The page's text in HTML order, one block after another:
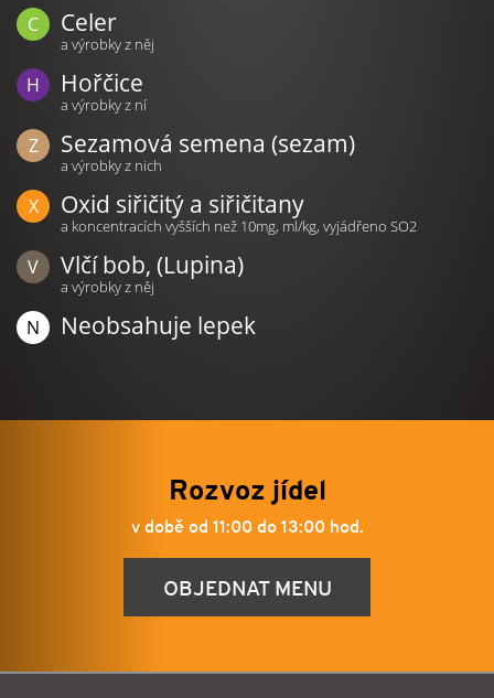
Celer
a výrobky z něj
Hořčice
a výrobky z ní
Sezamová semena (sezam)
a výrobky z nich
Oxid siřičitý a siřičitany
a koncentracích vyšších než 10mg, ml/kg, vyjádřeno SO2
Vlčí bob, (Lupina)
a výrobky z něj
Neobsahuje lepek
Rozvoz jídel
v době od 11:00 do 13:00 hod.
OBJEDNAT MENU